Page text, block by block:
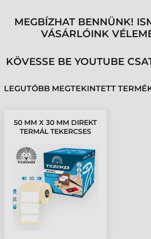
MEGBÍZHAT BENNÜNK!
VÁSÁRLÓINK
KÖVESSE BE YOUTUBE
LEGUTÓBB MEGTEKINTETT
50 MM X 30 MM DIREKT
TERMÁL TEKERCSES
1500 CÍMKE/TEKERCS )